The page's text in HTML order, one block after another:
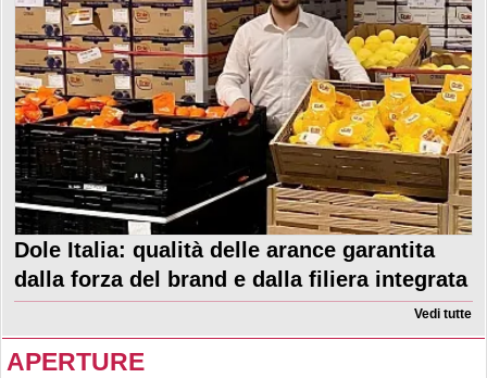
Dole Italia: qualità delle arance garantita
dalla forza del brand e dalla filiera integrata
Vedi tutte
APERTURE